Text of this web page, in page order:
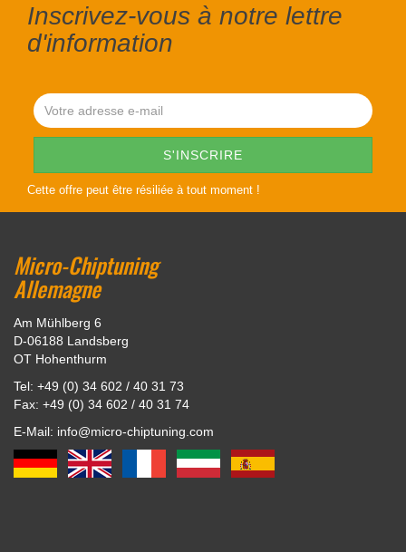
Inscrivez-vous à notre lettre
d'information
Cette offre peut être résiliée à tout moment !
Micro-Chiptuning
Allemagne
Am Mühlberg 6
D-06188 Landsberg
OT Hohenthurm
Tel: +49 (0) 34 602 / 40 31 73
Fax: +49 (0) 34 602 / 40 31 74
E-Mail: info@micro-chiptuning.com